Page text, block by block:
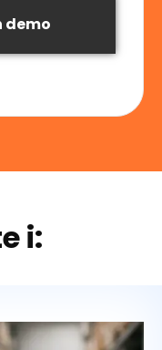
demo
i: